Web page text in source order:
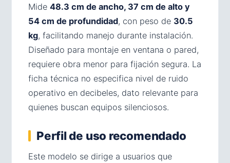
Mide 48.3 cm de ancho, 37 cm de alto y
54 cm de profundidad, con peso de 30.5
kg, facilitando manejo durante instalación.
Diseñado para montaje en ventana o pared,
requiere obra menor para fijación segura. La
ficha técnica no especifica nivel de ruido
operativo en decibeles, dato relevante para
quienes buscan equipos silenciosos.
Perfil de uso recomendado
Este modelo se dirige a usuarios que